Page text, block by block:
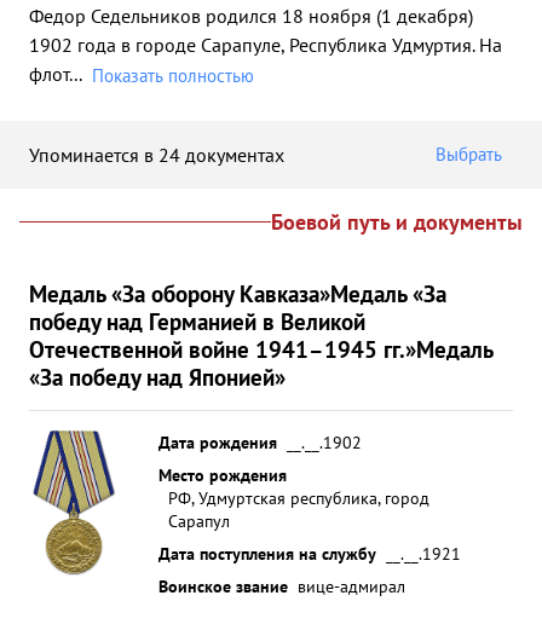
Федор Седельников родился 18 ноября (1 декабря)
1902 года в городе Сарапуле, Республика Удмуртия. На
флот... Показать полностью
Упоминается в 24 документах Выбрать
Боевой путь и документы
Медаль «За оборону Кавказа»Медаль «За
победу над Германией в Великой
Отечественной войне 1941–1945 гг.»Медаль
«За победу над Японией»
Дата рождения
__.__.1902
Место рождения
РФ, Удмуртская республика, город
Сарапул
Дата поступления на службу
__.__.1921
Воинское звание вице-адмирал